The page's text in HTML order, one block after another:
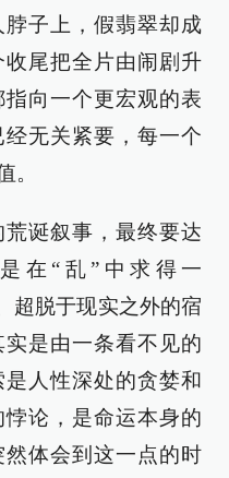
子上，假翡翠却成
尾把全片由闹剧升
向一个更宏观的表
无关紧要，每一个
。
诞叙事，最终要达
在“乱”中求得一
脱于现实之外的宿
是由一条看不见的
人性深处的贪婪和
论，是命运本身的
体会到这一点的时